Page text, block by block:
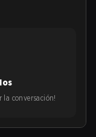
la conversación!